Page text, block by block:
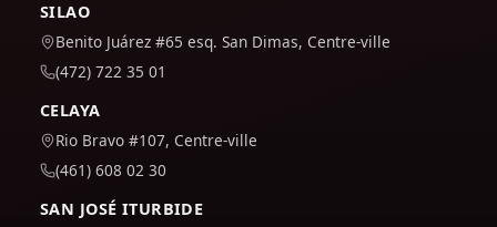
SILAO
Benito Juárez #65 esq. San Dimas, Centre-ville
(472) 722 35 01
CELAYA
Rio Bravo #107, Centre-ville
(461) 608 02 30
SAN JOSÉ ITURBIDE